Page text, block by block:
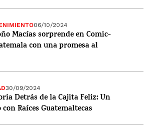
06/10/2024
Macías sorprende en Comic-
con una promesa al
30/09/2024
Detrás de la Cajita Feliz: Un
Raíces Guatemaltecas